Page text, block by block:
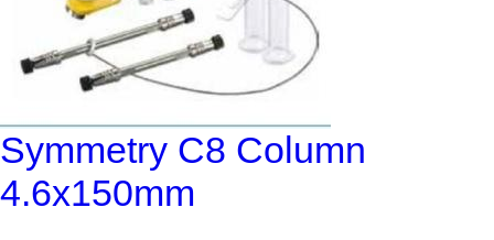
Symmetry C8 Column
4.6x150mm